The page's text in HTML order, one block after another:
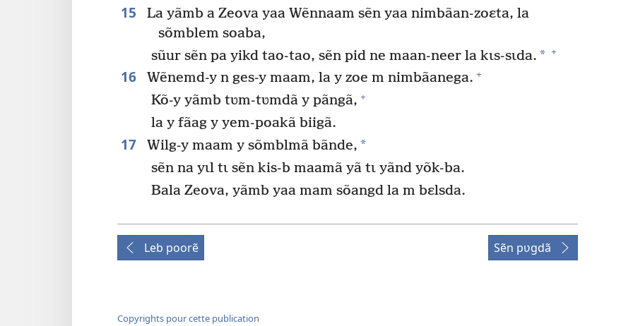
15
La yãmb a Zeova yaa Wẽnnaam sẽn yaa nimbãan-zoɛta, la
sõmblem soaba,
sũur sẽn pa yikd tao-tao, sẽn pid ne maan-neer la kɩs-sɩda. * +
16 Wẽnemd-y n ges-y maam, la y zoe m nimbãanega. +
Kõ-y yãmb tʋm-tʋmdã y pãngã, +
la y fãag y yem-poakã biigã.
17 Wilg-y maam y sõmblmã bãnde, *
sẽn na yɩl tɩ sẽn kis-b maamã yã tɩ yãnd yõk-ba.
Bala Zeova, yãmb yaa mam sõangd la m bɛlsda.
Leb poorẽ Sẽn pʋgdã
Copyrights pour cette publication